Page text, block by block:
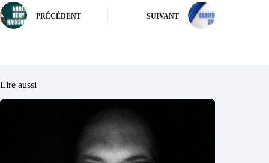
PRÉCÉDENT SUIVANT
Lire aussi